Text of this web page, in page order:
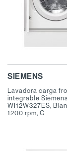
SIEMENS
Lavadora carga
integrable Siemens
WI12W327ES,
1200 rpm, C